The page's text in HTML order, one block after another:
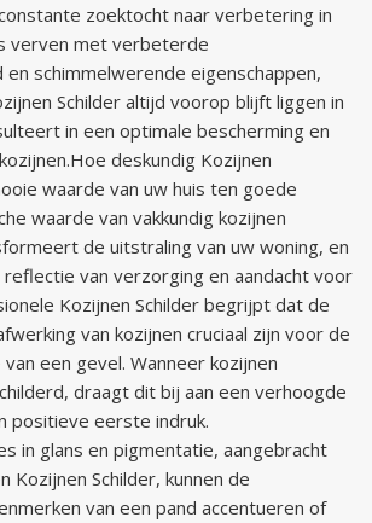
zoektocht naar verbetering in
verven met verbeterde
schimmelwerende eigenschappen,
Schilder altijd voorop blijft liggen in
in een optimale bescherming en
deskundig Kozijnen
waarde van uw huis ten goede
waarde van vakkundig kozijnen
de uitstraling van uw woning, en
van verzorging en aandacht voor
Kozijnen Schilder begrijpt dat de
van kozijnen cruciaal zijn voor de
een gevel. Wanneer kozijnen
draagt dit bij aan een verhoogde
positieve eerste indruk.
in glans en pigmentatie, aangebracht
Kozijnen Schilder, kunnen de
van een pand accentueren of